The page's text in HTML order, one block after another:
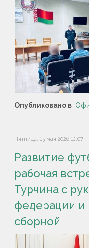
Опубликовано в
Пятница, 15 мая 2026 12:07
Развитие
рабочая
Турчина с
федерации и
сборной